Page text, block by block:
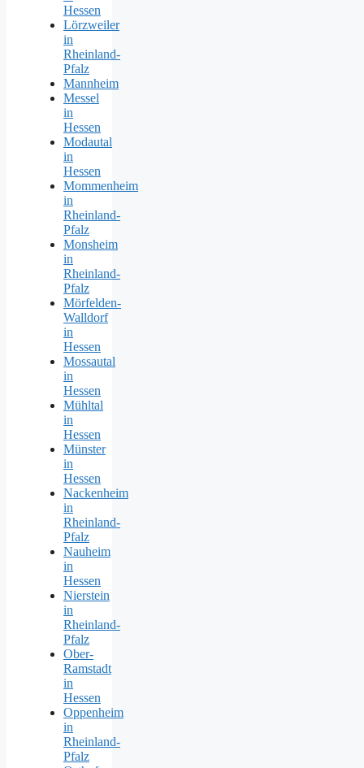
Hessen
Lörzweiler
in
Rheinland-
Pfalz
Mannheim
Messel
in
Hessen
Modautal
in
Hessen
Mommenheim
in
Rheinland-
Pfalz
Monsheim
in
Rheinland-
Pfalz
Mörfelden-
Walldorf
in
Hessen
Mossautal
in
Hessen
Mühltal
in
Hessen
Münster
in
Hessen
Nackenheim
in
Rheinland-
Pfalz
Nauheim
in
Hessen
Nierstein
in
Rheinland-
Pfalz
Ober-
Ramstadt
in
Hessen
Oppenheim
in
Rheinland-
Pfalz